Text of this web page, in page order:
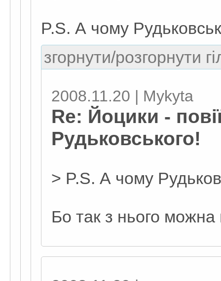
P.S. А чому
згорнути/розгорнути
2008.11.20 | Mykyta
Re: Йоцики -
Рудьковського!
> P.S. А чому
Бо так з нього можна